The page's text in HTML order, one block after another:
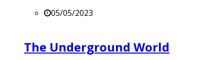
05/05/2023
The Underground World